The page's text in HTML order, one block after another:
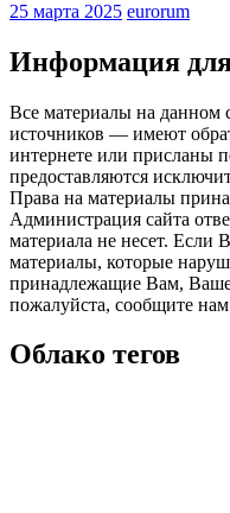
25 марта 2025 eurorum
Информация для
Все материалы на данном
источников — имеют
интернете или присланы
предоставляются
Права на материалы
Администрация сайта
материала не несет.
материалы, которые
принадлежащие Вам,
пожалуйста, сообщите
Облако тегов